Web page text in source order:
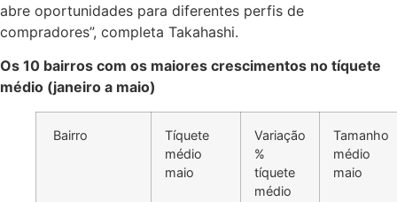
abre oportunidades para diferentes perfis de
compradores”, completa Takahashi.
Os 10 bairros com os maiores crescimentos no tíquete
médio (janeiro a maio)
Bairro
Tíquete
médio
maio
Variação
%
tíquete
médio
Tamanho
médio
maio